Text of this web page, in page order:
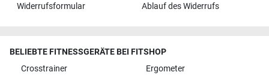
Widerrufsformular Ablauf des Widerrufs
BELIEBTE FITNESSGERÄTE BEI FITSHOP
Crosstrainer
Ergometer